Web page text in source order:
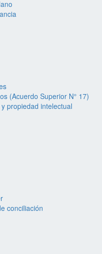
(Acuerdo Superior N° 17)
propiedad intelectual
conciliación